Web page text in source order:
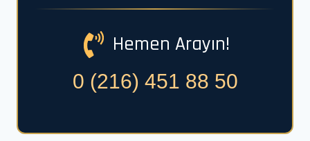
Hemen Arayın!
0 (216) 451 88 50